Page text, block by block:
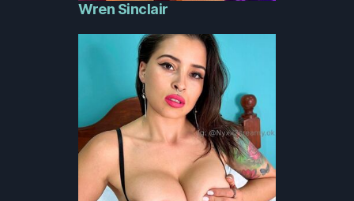
Wren Sinclair